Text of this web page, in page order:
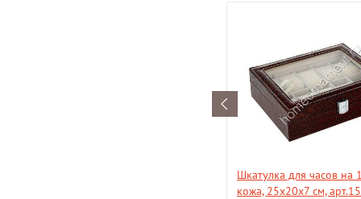
Шкатулка для часов на
кожа, 25х20х7 см,